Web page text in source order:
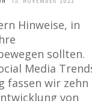
Hinweise, in
sollten.
Media
fassen wir zehn
von